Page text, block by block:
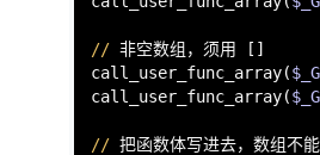
// 非空数组，须用 []
call_user_func_array(
call_user_func_array(
// 把函数体写进去，数组不